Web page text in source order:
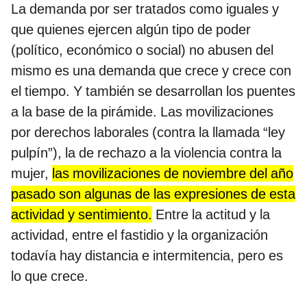
La demanda por ser tratados como iguales y
que quienes ejercen algún tipo de poder
(político, económico o social) no abusen del
mismo es una demanda que crece y crece con
el tiempo. Y también se desarrollan los puentes
a la base de la pirámide. Las movilizaciones
por derechos laborales (contra la llamada “ley
pulpín”), la de rechazo a la violencia contra la
mujer, las movilizaciones de noviembre del año
pasado son algunas de las expresiones de esta
actividad y sentimiento. Entre la actitud y la
actividad, entre el fastidio y la organización
todavía hay distancia e intermitencia, pero es
lo que crece.